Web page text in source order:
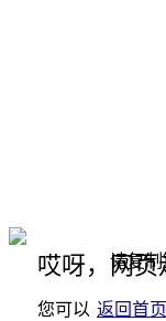
哎呀，网页
您可以 返回首页
请复